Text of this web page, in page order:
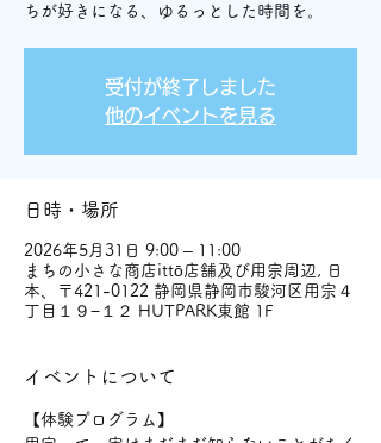
ちが好きになる、ゆるっとした時間を。
受付が終了しました
他のイベントを見る
日時・場所
2026年5月31日 9:00 – 11:00
まちの小さな商店ittō店舗及び用宗周辺, 日
本、〒421-0122 静岡県静岡市駿河区用宗４
丁目１９−１２ HUTPARK東館 1F
イベントについて
【体験プログラム】